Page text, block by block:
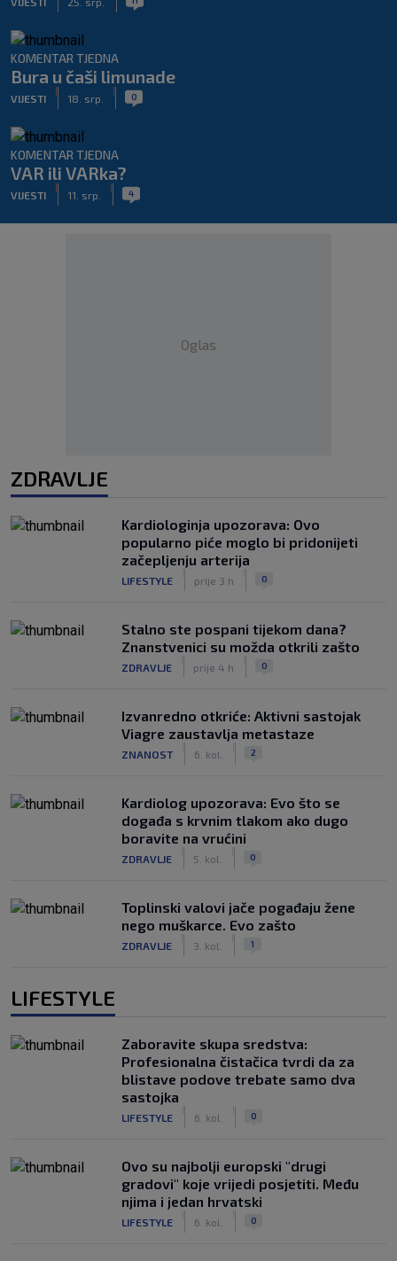
KOMENTAR TJEDNA
Bura u čaši limunade
VIJESTI 18. srp. 0
KOMENTAR TJEDNA
VAR ili VARka?
VIJESTI 11. srp. 4
Oglas
ZDRAVLJE
Kardiologinja upozorava: Ovo
popularno piće moglo bi pridonijeti
začepljenju arterija
LIFESTYLE prije 3 h 0
Stalno ste pospani tijekom dana?
Znanstvenici su možda otkrili zašto
ZDRAVLJE prije 4 h 0
Izvanredno otkriće: Aktivni sastojak
Viagre zaustavlja metastaze
ZNANOST 6. kol. 2
Kardiolog upozorava: Evo što se
događa s krvnim tlakom ako dugo
boravite na vrućini
ZDRAVLJE 5. kol. 0
Toplinski valovi jače pogađaju žene
nego muškarce. Evo zašto
ZDRAVLJE 3. kol. 1
LIFESTYLE
Zaboravite skupa sredstva:
Profesionalna čistačica tvrdi da za
blistave podove trebate samo dva
sastojka
LIFESTYLE 6. kol. 0
Ovo su najbolji europski "drugi
gradovi" koje vrijedi posjetiti. Među
njima i jedan hrvatski
LIFESTYLE 6. kol. 0